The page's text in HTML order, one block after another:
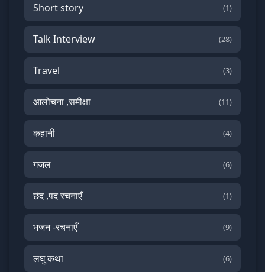
Short story (1)
Talk Interview (28)
Travel (3)
आलोचना ,समीक्षा (11)
कहानी (4)
गजल (6)
छंद ,पद रचनाएँ (1)
भजन -रचनाएँ (9)
लघु कथा (6)